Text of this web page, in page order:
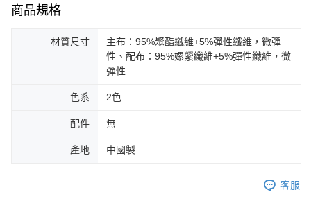
商品規格
材質尺寸
主布：95%聚酯纖維+5%彈性纖維，微彈
性、配布：95%嫘縈纖維+5%彈性纖維，微
彈性
色系 2色
配件 無
產地 中國製
客服